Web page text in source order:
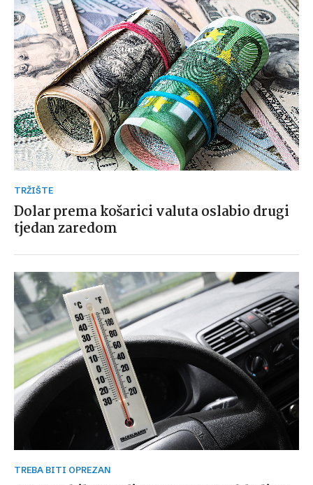
TRŽIŠTE
Dolar prema košarici valuta oslabio drugi
tjedan zaredom
TREBA BITI OPREZAN